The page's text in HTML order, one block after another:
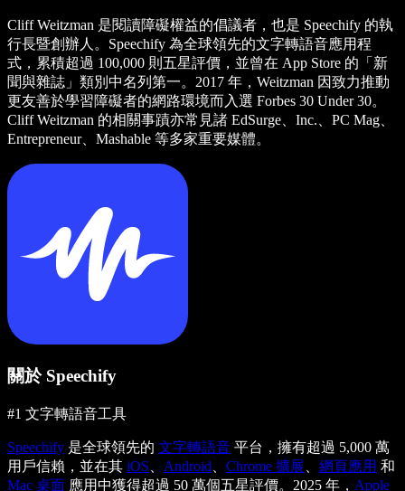
Cliff Weitzman 是閱讀障礙權益的倡議者，也是 Speechify 的執
行長暨創辦人。Speechify 為全球領先的文字轉語音應用程
式，累積超過 100,000 則五星評價，並曾在 App Store 的「新
聞與雜誌」類別中名列第一。2017 年，Weitzman 因致力推動
更友善於學習障礙者的網路環境而入選 Forbes 30 Under 30。
Cliff Weitzman 的相關事蹟亦常見諸 EdSurge、Inc.、PC Mag、
Entrepreneur、Mashable 等多家重要媒體。
關於 Speechify
#1 文字轉語音工具
Speechify 是全球領先的 文字轉語音 平台，擁有超過 5,000 萬
用戶信賴，並在其 iOS Android Chrome 擴展 網頁應用 和
Mac 桌面 應用中獲得超過 50 萬個五星評價。2025 年， Apple